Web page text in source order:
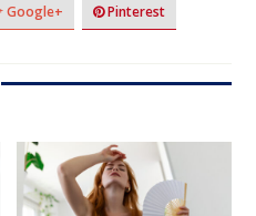
Google+ Pinterest